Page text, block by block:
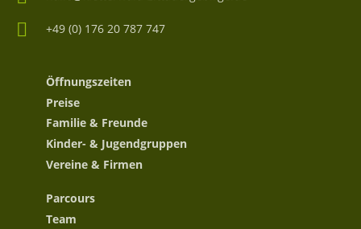
+49 (0) 176 20 787 747
Öffnungszeiten
Preise
Familie & Freunde
Kinder- & Jugendgruppen
Vereine & Firmen
Parcours
Team